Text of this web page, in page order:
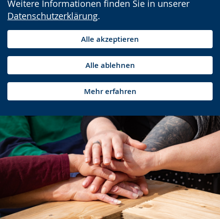
Weitere Informationen finden Sie in unserer
Datenschutzerklärung.
Alle akzeptieren
Alle ablehnen
Mehr erfahren